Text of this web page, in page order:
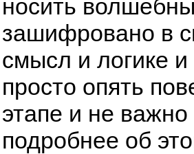
носить
зашифровано в
смысл и логике
просто опять
этапе и не
подробнее об